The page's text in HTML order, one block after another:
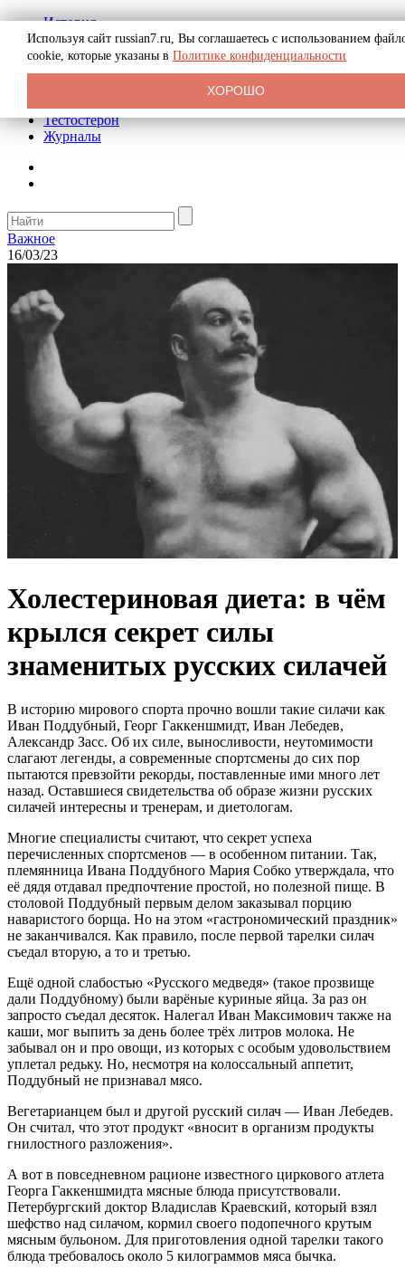
История
Биография
Криминал
Реклама на сайте
Тестостерон
Журналы
Важное
16/03/23
Холестериновая диета: в чём
крылся секрет силы
знаменитых русских силачей
В историю мирового спорта прочно вошли такие силачи как
Иван Поддубный, Георг Гаккеншмидт, Иван Лебедев,
Александр Засс. Об их силе, выносливости, неутомимости
слагают легенды, а современные спортсмены до сих пор
пытаются превзойти рекорды, поставленные ими много лет
назад. Оставшиеся свидетельства об образе жизни русских
силачей интересны и тренерам, и диетологам.
Многие специалисты считают, что секрет успеха
перечисленных спортсменов — в особенном питании. Так,
племянница Ивана Поддубного Мария Собко утверждала, что
её дядя отдавал предпочтение простой, но полезной пище. В
столовой Поддубный первым делом заказывал порцию
наваристого борща. Но на этом «гастрономический праздник»
не заканчивался. Как правило, после первой тарелки силач
съедал вторую, а то и третью.
Ещё одной слабостью «Русского медведя» (такое прозвище
дали Поддубному) были варёные куриные яйца. За раз он
запросто съедал десяток. Налегал Иван Максимович также на
каши, мог выпить за день более трёх литров молока. Не
забывал он и про овощи, из которых с особым удовольствием
уплетал редьку. Но, несмотря на колоссальный аппетит,
Поддубный не признавал мясо.
Вегетарианцем был и другой русский силач — Иван Лебедев.
Он считал, что этот продукт «вносит в организм продукты
гнилостного разложения».
А вот в повседневном рационе известного циркового атлета
Георга Гаккеншмидта мясные блюда присутствовали.
Петербургский доктор Владислав Краевский, который взял
шефство над силачом, кормил своего подопечного крутым
мясным бульоном. Для приготовления одной тарелки такого
блюда требовалось около 5 килограммов мяса бычка.
Используя сайт russian7.ru, Вы соглашаетесь с использованием
cookie, которые указаны в Политике конфиденциальности
ХОРОШО